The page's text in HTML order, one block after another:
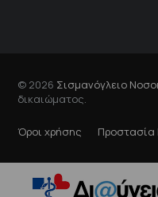
© 2026 Σισμανόγλειο
δικαιώματος.
Όροι χρήσης Προστασία